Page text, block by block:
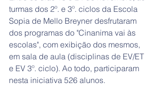
turmas dos 2º. e 3º. ciclos da Escola
Sopia de Mello Breyner desfrutaram
dos programas do "Cinanima vai às
escolas", com exibição dos mesmos,
em sala de aula (disciplinas de EV/ET
e EV 3º. ciclo). Ao todo, participaram
nesta iniciativa 526 alunos.